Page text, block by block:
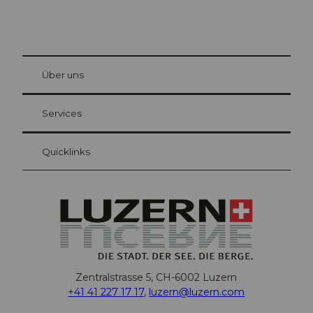
Gästekarte Luzern
Ihre Vorteile als Übernachtungsgast
at Bre
Über uns
Services
Quicklinks
Zentralstrasse 5, CH-6002 Luzern
+41 41 227 17 17, luzern@luzern.com